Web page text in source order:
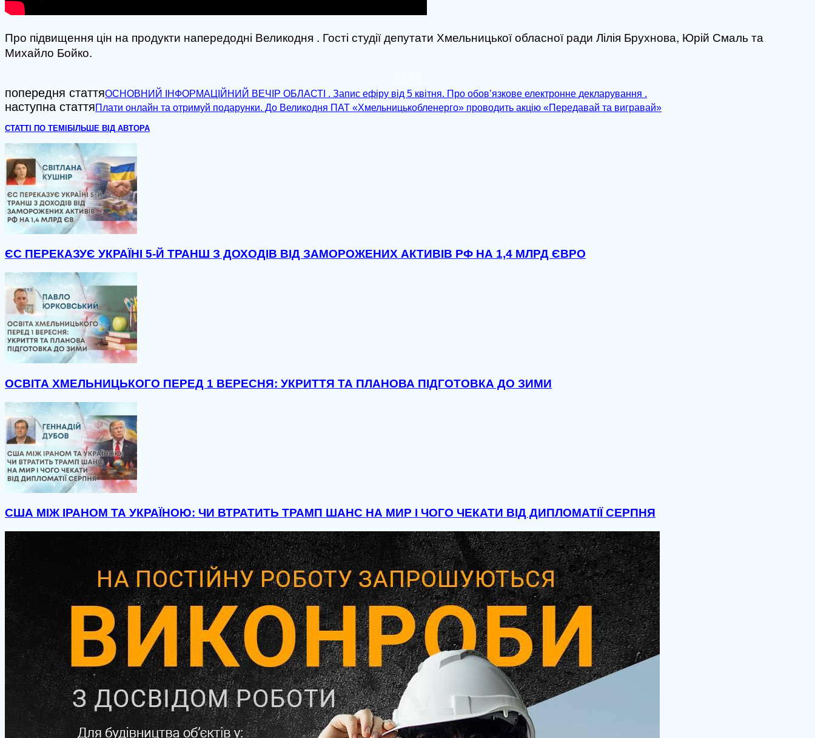
Про підвищення цін на продукти напередодні Великодня . Гості студії депутати Хмельницької обласної ради Лілія Брухнова, Юрій Смаль та
Михайло Бойко.
попередня статтяОСНОВНИЙ ІНФОРМАЦІЙНИЙ ВЕЧІР ОБЛАСТІ . Запис ефіру від 5 квітня. Про обов’язкове електронне декларування .
наступна статтяПлати онлайн та отримуй подарунки. До Великодня ПАТ «Хмельницькобленерго» проводить акцію «Передавай та вигравай»
СТАТТІ ПО ТЕМІ БІЛЬШЕ ВІД АВТОРА
ЄС ПЕРЕКАЗУЄ УКРАЇНІ 5-Й ТРАНШ З ДОХОДІВ ВІД ЗАМОРОЖЕНИХ АКТИВІВ РФ НА 1,4 МЛРД ЄВРО
ОСВІТА ХМЕЛЬНИЦЬКОГО ПЕРЕД 1 ВЕРЕСНЯ: УКРИТТЯ ТА ПЛАНОВА ПІДГОТОВКА ДО ЗИМИ
США МІЖ ІРАНОМ ТА УКРАЇНОЮ: ЧИ ВТРАТИТЬ ТРАМП ШАНС НА МИР І ЧОГО ЧЕКАТИ ВІД ДИПЛОМАТІЇ СЕРПНЯ